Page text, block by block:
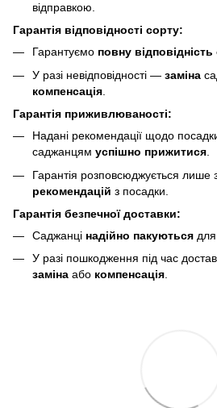
відправкою.
Гарантія відповідності сорту:
Гарантуємо повну
У разі невідповідності — заміна
компенсація
Гарантія приживлюваності:
Надані рекомендації щодо
саджанцям успішно прижитися
Гарантія розповсюджується лише
рекомендацій з посадки.
Гарантія безпечної доставки:
Саджанці надійно пакуються
У разі пошкодження під час
заміна або компенсація.